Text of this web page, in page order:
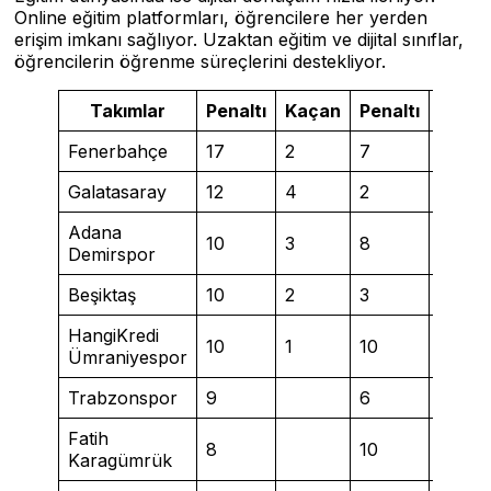
Online eğitim platformları, öğrencilere her yerden
erişim imkanı sağlıyor. Uzaktan eğitim ve dijital sınıflar,
öğrencilerin öğrenme süreçlerini destekliyor.
Takımlar Penaltı Kaçan Penaltı
Fenerbahçe
17 2 7
Galatasaray
12 4 2
Adana
Demirspor
10 3 8
Beşiktaş 10 2 3
HangiKredi
Ümraniyespor
10 1 10
Trabzonspor 9
6
Fatih
Karagümrük
8 10